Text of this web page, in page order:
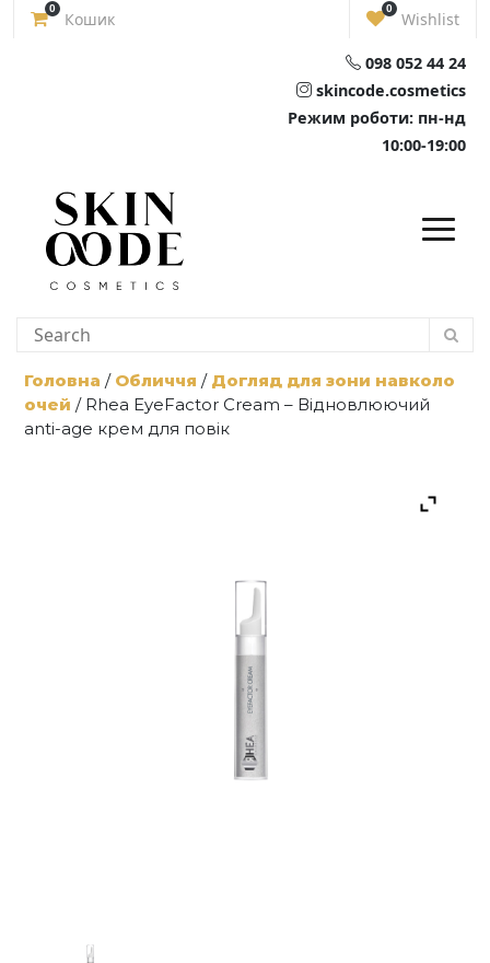
Skip
0
Кошик
0
Wishlist
098 052 44 24
skincode.cosmetics
Режим роботи: пн-нд
10:00-19:00
Головна / Обличчя / Догляд для зони навколо
очей / Rhea EyeFactor Cream – Відновлюючий
anti-age крем для повік